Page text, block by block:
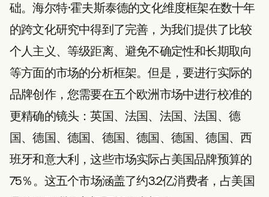
础。海尔特·霍夫斯泰德的文化维度框架在数十年
的跨文化研究中得到了完善，为我们提供了比较
个人主义、等级距离、避免不确定性和长期取向
等方面的市场的分析框架。但是，要进行实际的
品牌创作，您需要在五个欧洲市场中进行校准的
更精确的镜头：英国、法国、法国、法国、德
国、德国、德国、德国、德国、德国、德国、西
班牙和意大利，这些市场实际占美国品牌预算的
75％。这五个市场涵盖了约3.2亿消费者，占美国